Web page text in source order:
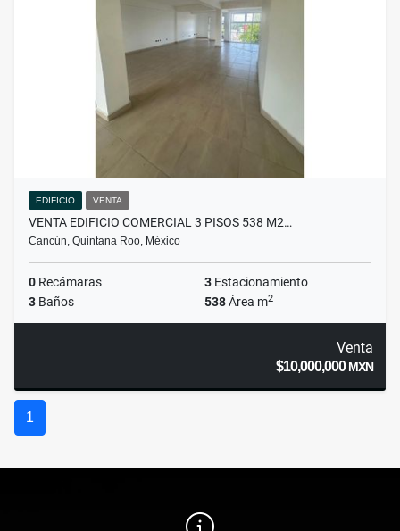
EDIFICIO VENTA
VENTA EDIFICIO COMERCIAL 3 PISOS 538 M2…
Cancún, Quintana Roo, México
0 Recámaras 3 Estacionamiento
3 Baños 538Área m2
Venta
$10,000,000MXN
1